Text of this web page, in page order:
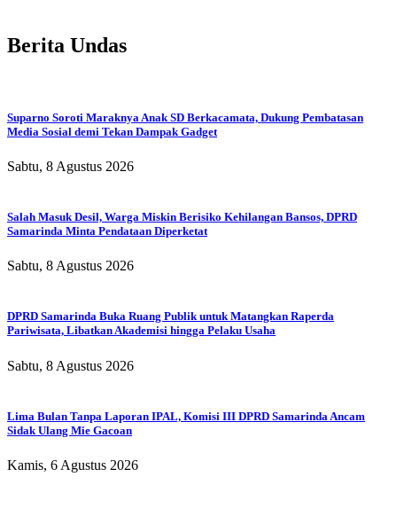
Berita Undas
Suparno Soroti Maraknya Anak SD Berkacamata, Dukung Pembatasan
Media Sosial demi Tekan Dampak Gadget
Sabtu, 8 Agustus 2026
Salah Masuk Desil, Warga Miskin Berisiko Kehilangan Bansos, DPRD
Samarinda Minta Pendataan Diperketat
Sabtu, 8 Agustus 2026
DPRD Samarinda Buka Ruang Publik untuk Matangkan Raperda
Pariwisata, Libatkan Akademisi hingga Pelaku Usaha
Sabtu, 8 Agustus 2026
Lima Bulan Tanpa Laporan IPAL, Komisi III DPRD Samarinda Ancam
Sidak Ulang Mie Gacoan
Kamis, 6 Agustus 2026